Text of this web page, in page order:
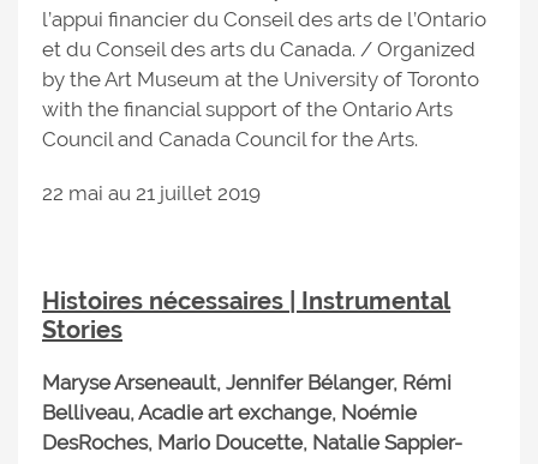
l’appui financier du Conseil des arts de l’Ontario
et du Conseil des arts du Canada. / Organized
by the Art Museum at the University of Toronto
with the financial support of the Ontario Arts
Council and Canada Council for the Arts.
22 mai au 21 juillet 2019
Histoires nécessaires | Instrumental
Stories
Maryse Arseneault, Jennifer Bélanger, Rémi
Belliveau, Acadie art exchange, Noémie
DesRoches, Mario Doucette, Natalie Sappier-